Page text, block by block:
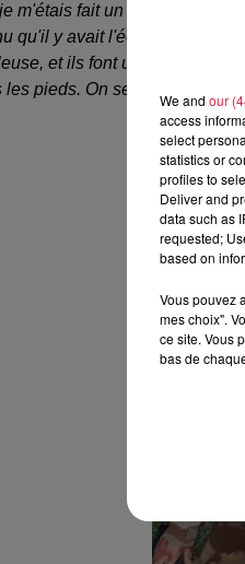
m'étais fait un costume avec
qu'il y avait l'école de
et ils font un travail
pieds. On se prend très vite
We and our
access
select
statistics or
profiles to
Deliver and
data such as
requested;
based on
Vous pouvez
mes choix".
ce site. Vous
bas de